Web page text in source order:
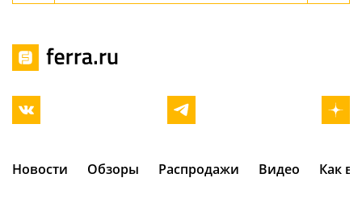
Новости Обзоры Распродажи Видео Как